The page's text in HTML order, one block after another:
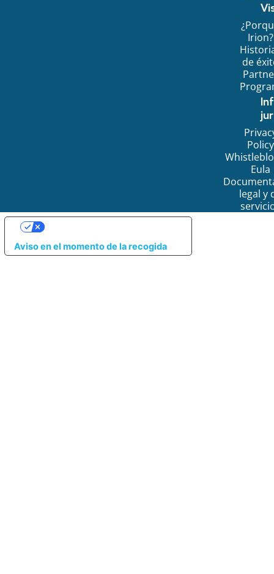
Irion?
de
Policy
Eula
legal y
Aviso en el momento de la recogida